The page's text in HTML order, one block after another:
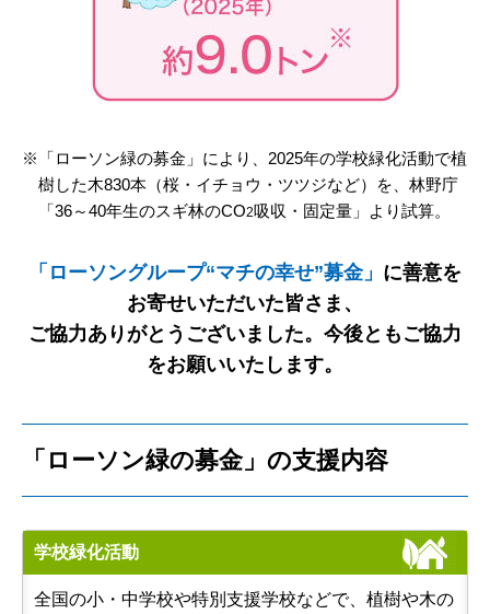
「ローソン緑の募金」により、2025年の学校緑化活動で植
樹した木830本（桜・イチョウ・ツツジなど）を、林野庁
「36～40年生のスギ林のCO2吸収・固定量」より試算。
「ローソングループ“マチの幸せ”募金」 に善意を
お寄せいただいた皆さま、
ご協力ありがとうございました。今後ともご協力
をお願いいたします。
「ローソン緑の募金」の支援内容
学校緑化活動
全国の小・中学校や特別支援学校などで、植樹や木の